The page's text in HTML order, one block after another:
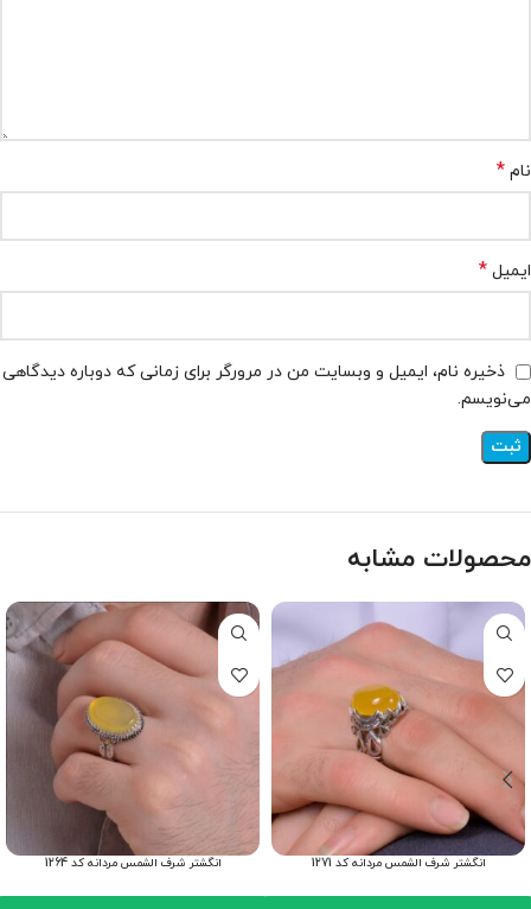
نام *
ایمیل *
ذخیره نام، ایمیل و وبسایت من در مرورگر برای زمانی که دوباره دیدگاهی
می‌نویسم.
محصولات مشابه
انگشتر شرف الشمس مردانه کد 1271 انگشتر شرف الشمس مردانه کد 1264